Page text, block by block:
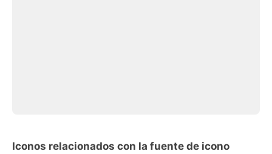
Iconos relacionados con la fuente de icono